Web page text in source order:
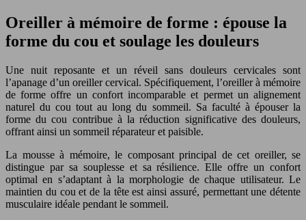
Oreiller à mémoire de forme : épouse la
forme du cou et soulage les douleurs
Une nuit reposante et un réveil sans douleurs cervicales sont
l’apanage d’un oreiller cervical. Spécifiquement, l’oreiller à mémoire
de forme offre un confort incomparable et permet un alignement
naturel du cou tout au long du sommeil. Sa faculté à épouser la
forme du cou contribue à la réduction significative des douleurs,
offrant ainsi un sommeil réparateur et paisible.
La mousse à mémoire, le composant principal de cet oreiller, se
distingue par sa souplesse et sa résilience. Elle offre un confort
optimal en s’adaptant à la morphologie de chaque utilisateur. Le
maintien du cou et de la tête est ainsi assuré, permettant une détente
musculaire idéale pendant le sommeil.